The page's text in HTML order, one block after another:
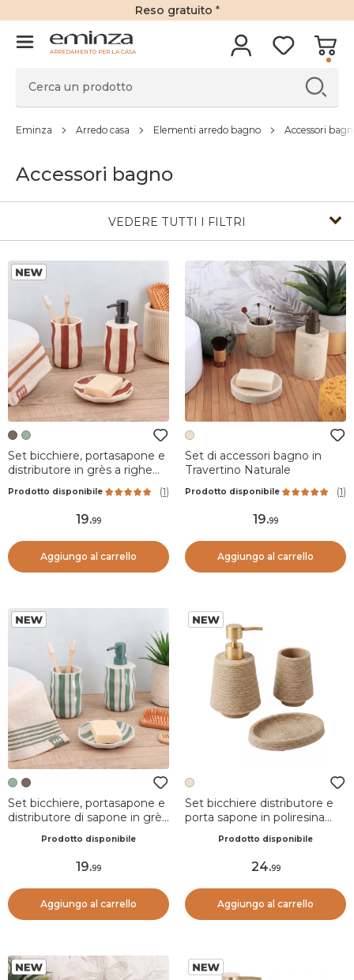
Reso gratuito *
ARREDAMENTO PER LA CASA
Eminza Arredo casa Elementi arredo bagno Accessori
Accessori bagno
VEDERE TUTTI I FILTRI
Set bicchiere, portasapone e
distributore in grès a righe
Prodotto disponibile (1)
19.99
Aggiungo al carrello
Set di accessori bagno in
Travertino Naturale
Prodotto disponibile (1)
19.99
Aggiungo al carrello
Set bicchiere, portasapone e
distributore di sapone in grès
Prodotto disponibile
19.99
Aggiungo al carrello
Set bicchiere distributore e
porta sapone in poliresina
Prodotto disponibile
24.99
Aggiungo al carrello